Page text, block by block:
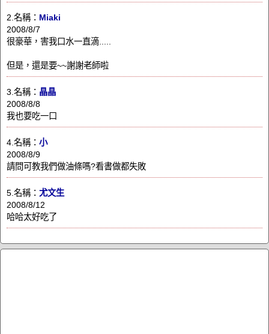
2.名稱： Miaki
2008/8/7
很豪華，害我口水一直滴.....
但是，還是要~~謝謝老師啦
3.名稱： 晶晶
2008/8/8
我也要吃一口
4.名稱： 小
2008/8/9
請問可教我們做油條嗎?看書做都失敗
5.名稱： 尤文生
2008/8/12
哈哈太好吃了